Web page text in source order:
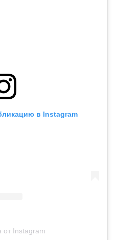
в Instagram
от Instagram